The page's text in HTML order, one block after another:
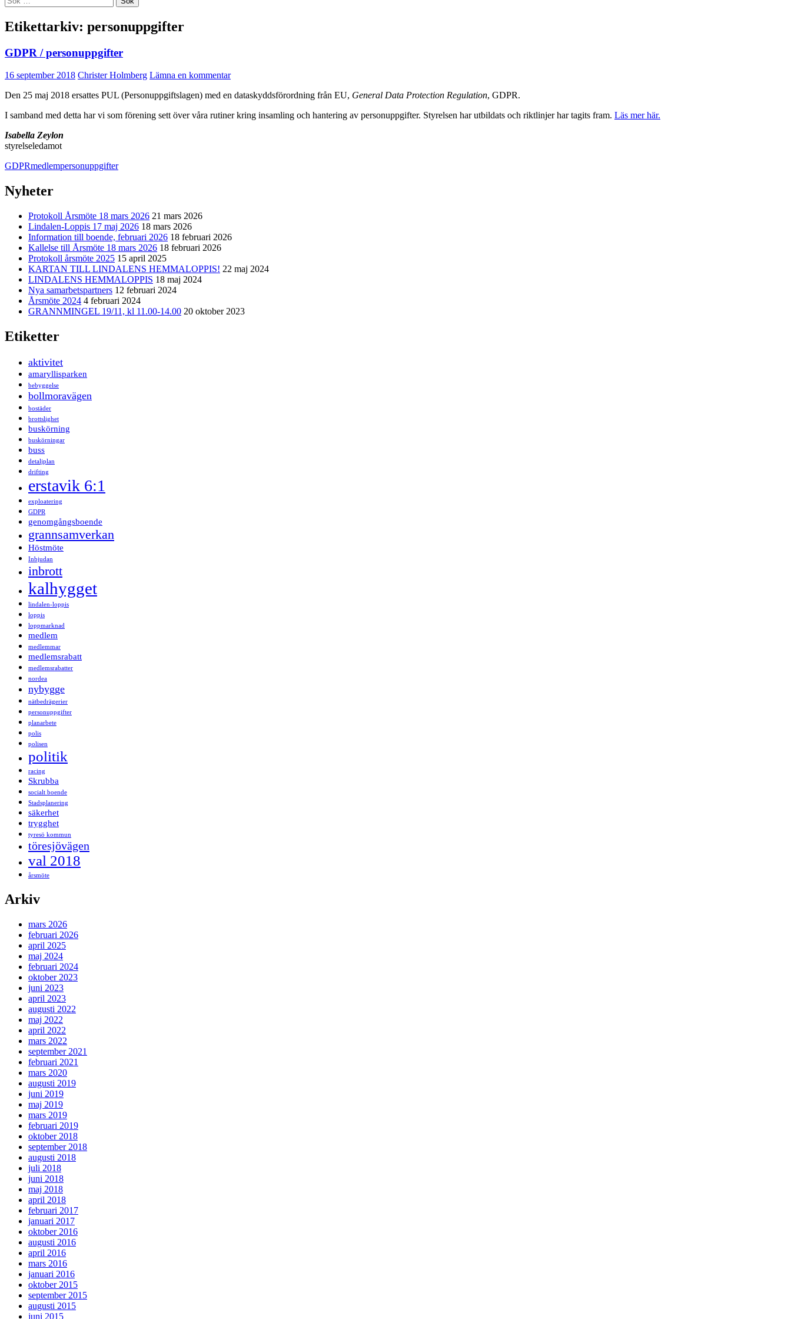
efter:
Etikettarkiv: personuppgifter
GDPR / personuppgifter
16 september 2018 Christer Holmberg Lämna en kommentar
Den 25 maj 2018 ersattes PUL (Personuppgiftslagen) med en dataskyddsförordning från EU, General Data Protection Regulation, GDPR.
I samband med detta har vi som förening sett över våra rutiner kring insamling och hantering av personuppgifter. Styrelsen har utbildats och riktlinjer har tagits fram. Läs mer här.
Isabella Zeylon
styrelseledamot
GDPRmedlempersonuppgifter
Nyheter
Protokoll Årsmöte 18 mars 2026 21 mars 2026
Lindalen-Loppis 17 maj 2026 18 mars 2026
Information till boende, februari 2026 18 februari 2026
Kallelse till Årsmöte 18 mars 2026 18 februari 2026
Protokoll årsmöte 2025 15 april 2025
KARTAN TILL LINDALENS HEMMALOPPIS! 22 maj 2024
LINDALENS HEMMALOPPIS 18 maj 2024
Nya samarbetspartners 12 februari 2024
Årsmöte 2024 4 februari 2024
GRANNMINGEL 19/11, kl 11.00-14.00 20 oktober 2023
Etiketter
aktivitet
amaryllisparken
bebyggelse
bollmoravägen
bostäder
brottslighet
buskörning
buskörningar
buss
detaljplan
drifting
erstavik 6:1
exploatering
GDPR
genomgångsboende
grannsamverkan
Höstmöte
Inbjudan
inbrott
kalhygget
lindalen-loppis
loppis
loppmarknad
medlem
medlemmar
medlemsrabatt
medlemsrabatter
nordea
nybygge
nätbedrägerier
personuppgifter
planarbete
polis
polisen
politik
racing
Skrubba
socialt boende
Stadsplanering
säkerhet
trygghet
tyresö kommun
töresjövägen
val 2018
årsmöte
Arkiv
mars 2026
februari 2026
april 2025
maj 2024
februari 2024
oktober 2023
juni 2023
april 2023
augusti 2022
maj 2022
april 2022
mars 2022
september 2021
februari 2021
mars 2020
augusti 2019
juni 2019
maj 2019
mars 2019
februari 2019
oktober 2018
september 2018
augusti 2018
juli 2018
juni 2018
maj 2018
april 2018
februari 2017
januari 2017
oktober 2016
augusti 2016
april 2016
mars 2016
januari 2016
oktober 2015
september 2015
augusti 2015
juni 2015